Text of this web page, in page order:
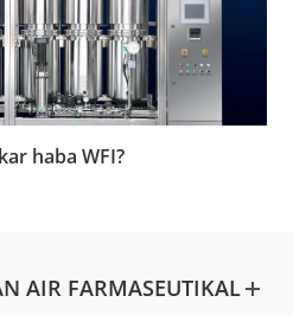
haba WFI?
AIR FARMASEUTIKAL